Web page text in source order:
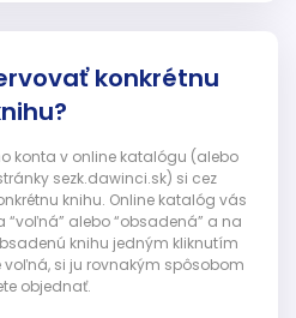
konkrétnu
konta v online katalógu (alebo
sezk.dawinci.sk) si cez
knihu. Online katalóg vás
“voľná” alebo “obsadená” a na
knihu jedným kliknutím
voľná, si ju rovnakým spôsobom
objednať.